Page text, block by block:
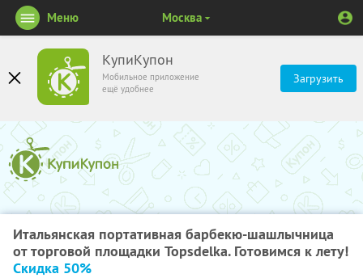
КупиКупон
Мобильное приложение
ещё удобнее
Загрузить
Меню Москва
Итальянская портативная барбекю-шашлычница
от торговой площадки Topsdelka. Готовимся к лету!
Скидка 50%